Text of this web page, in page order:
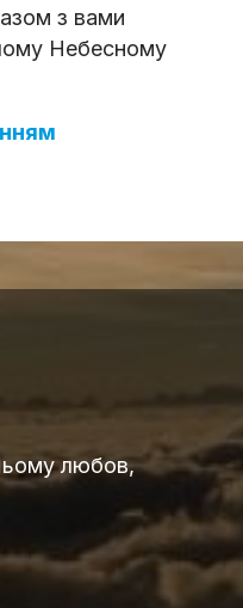
з вами
Небесному
любов,